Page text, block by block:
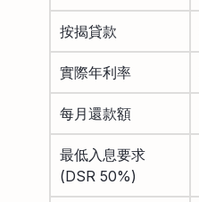
按揭貸款
實際年利率
每月還款額
最低入息要求
(DSR 50%)